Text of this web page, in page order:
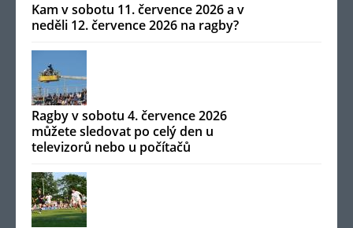
Kam v sobotu 11. července 2026 a v
neděli 12. července 2026 na ragby?
Ragby v sobotu 4. července 2026
můžete sledovat po celý den u
televizorů nebo u počítačů